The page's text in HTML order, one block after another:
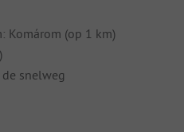
Komárom (op 1 km)
snelweg